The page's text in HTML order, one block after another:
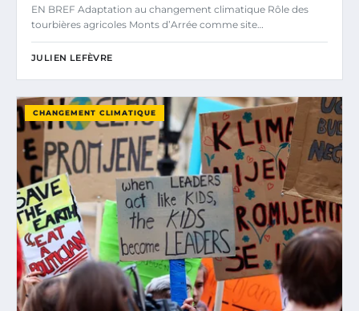
EN BREF Adaptation au changement climatique Rôle des
tourbières agricoles Monts d’Arrée comme site…
JULIEN LEFÈVRE
CHANGEMENT CLIMATIQUE